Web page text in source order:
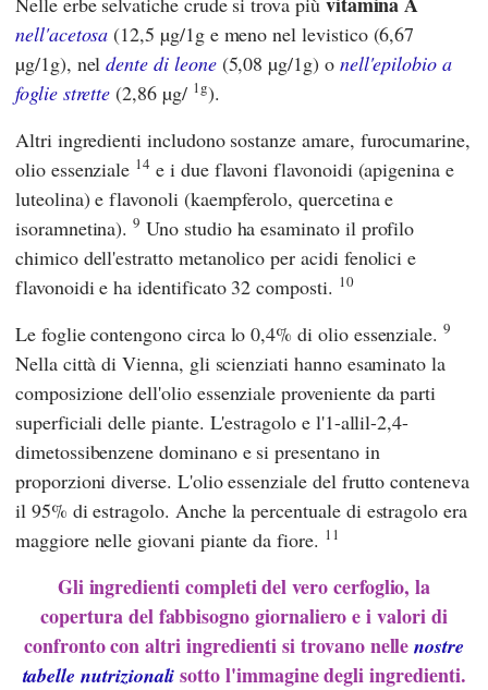
nell'acetosa (12,5 µg/1g e meno nel levistico (6,67
µg/1g), neldente di leone(5,08 µg/1g) o nell'epilobio a
foglie strette (2,86 µg/ 1g).
Altri ingredienti includono sostanze amare, furocumarine,
olio essenziale 14 e i due flavoni flavonoidi (apigenina e
luteolina) e flavonoli (kaempferolo, quercetina e
isoramnetina).9 Uno studio ha esaminato il profilo
chimico dell'estratto metanolico per acidi fenolici e
flavonoidi e ha identificato 32 composti. 10
Le foglie contengono circa lo 0,4% di olio essenziale.9
Nella città di Vienna, gli scienziati hanno esaminato la
composizione dell'olio essenziale proveniente da parti
superficiali delle piante. L'estragolo e l'1-allil-2,4-
dimetossibenzene dominano e si presentano in
proporzioni diverse. L'olio essenziale del frutto conteneva
il 95% di estragolo. Anche la percentuale di estragolo era
maggiore nelle giovani piante da fiore. 11
Gli ingredienti completi del vero cerfoglio, la
copertura del fabbisogno giornaliero e i valori di
confronto con altri ingredienti si trovano nellenostre
tabelle nutrizionali sotto l'immagine degli ingredienti.